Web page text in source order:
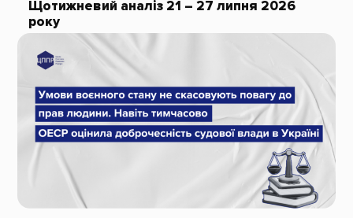
Щотижневий аналіз 21 – 27 липня 2026
року